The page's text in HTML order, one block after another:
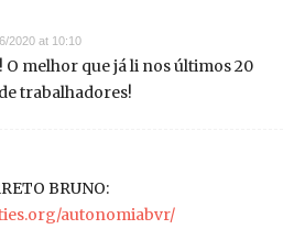
2020 at 10:10
O melhor que já li nos últimos 20
trabalhadores!
BRUNO:
autonomiabvr/